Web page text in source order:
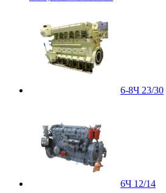
6-8Ч 23/30
6Ч 12/14